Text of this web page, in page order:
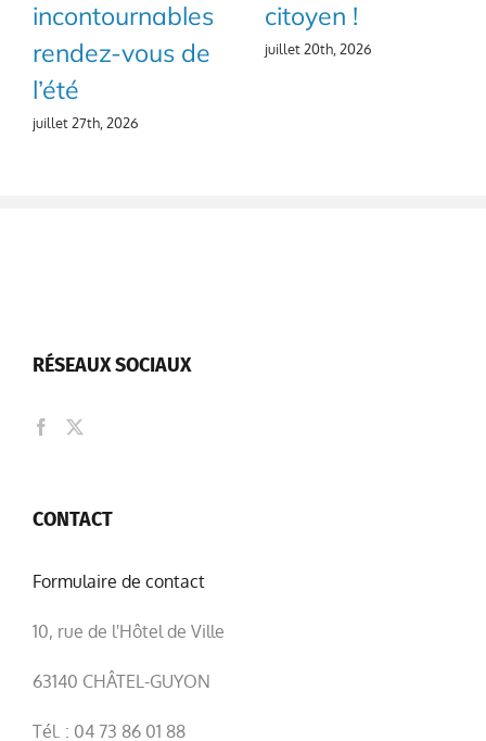
juillet 19th, 2026
CONTACT
63140 CHÂTEL-GUYON
Tél. : 04 73 86 01 88
Mail : mairie@chatel-guyon.fr